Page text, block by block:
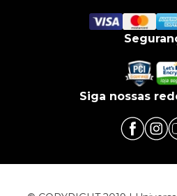
Siga nossas